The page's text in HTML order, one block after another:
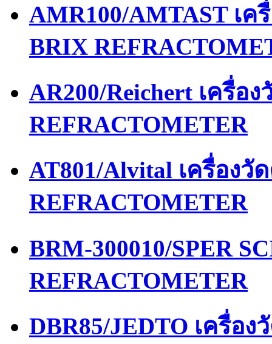
AMR100/AMTAST เ
BRIX
AR200/Reichert เครื่อ
REFRACTOMETER
AT801/Alvital เครื่องวั
REFRACTOMETER
BRM-300010/SPER
REFRACTOMETER
DBR85/JEDTO เครื่อ